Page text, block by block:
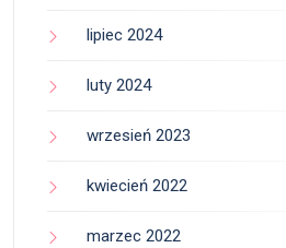
lipiec 2024
luty 2024
wrzesień 2023
kwiecień 2022
marzec 2022